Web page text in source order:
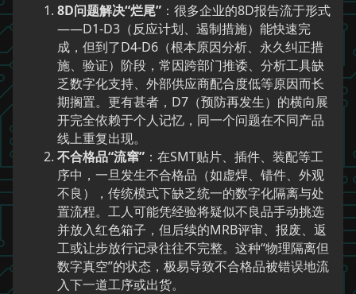
8D问题解决“烂尾” ：很多企业的8D报告流于形式
——D1-D3（反应计划、遏制措施）能快速完
成，但到了D4-D6（根本原因分析、永久纠正措
施、验证）阶段，常因跨部门推诿、分析工具缺
乏数字化支持、外部供应商配合度低等原因而长
期搁置。更有甚者，D7（预防再发生）的横向展
开完全依赖于个人记忆，同一个问题在不同产品
线上重复出现。
不合格品“流窜” ：在SMT贴片、插件、装配等工
序中，一旦发生不合格品（如虚焊、错件、外观
不良），传统模式下缺乏统一的数字化隔离与处
置流程。工人可能凭经验将疑似不良品手动挑选
并放入红色箱子，但后续的MRB评审、报废、返
工或让步放行记录往往不完整。这种“物理隔离但
数字真空”的状态，极易导致不合格品被错误地流
入下一道工序或出货。